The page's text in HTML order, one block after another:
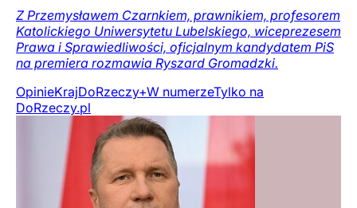
Z Przemysławem Czarnkiem, prawnikiem, profesorem
Katolickiego Uniwersytetu Lubelskiego, wiceprezesem
Prawa i Sprawiedliwości, oficjalnym kandydatem PiS
na premiera rozmawia Ryszard Gromadzki.
OpinieKrajDoRzeczy+W numerzeTylko na
DoRzeczy.pl